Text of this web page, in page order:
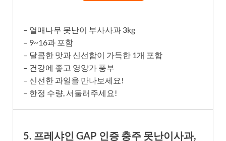
– 열매나무 못난이 부사사과 3kg
– 9~16과 포함
– 달콤한 맛과 신선함이 가득한 1개 포함
– 건강에 좋고 영양가 풍부
– 신선한 과일을 만나보세요!
– 한정 수량, 서둘러주세요!
5. 프레샤인 GAP 인증 충주 못난이사과,